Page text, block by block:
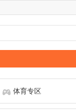
体育专区